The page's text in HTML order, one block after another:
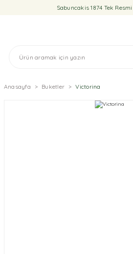
Sabuncakis 1874 Tek
Anasayfa Buketler Victorina